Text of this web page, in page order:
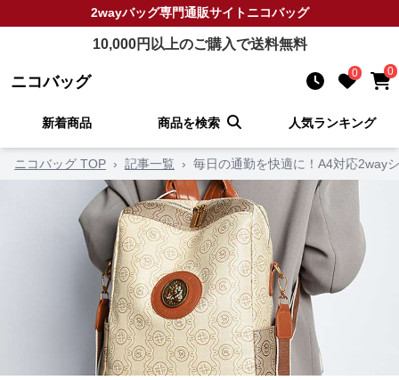
2wayバッグ専門通販サイトニコバッグ
10,000円以上のご購入で送料無料
ニコバッグ 0 0
新着商品 商品を検索 人気ランキング
ニコバッグ TOP › 記事一覧 › 毎日の通勤を快適に！A4対応2way